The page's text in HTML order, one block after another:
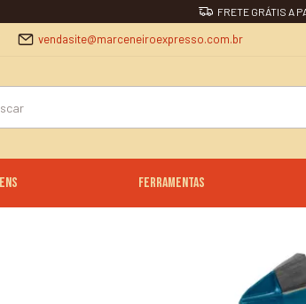
vendasite@marceneiroexpresso.com.br
Ferramentas